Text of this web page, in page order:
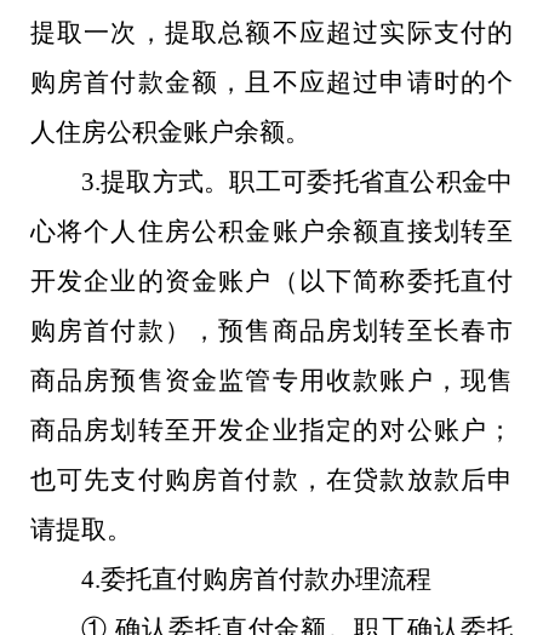
提取一次，提取总额不应超过实际支付的
购房首付款金额，且不应超过申请时的个
人住房公积金账户余额。
3.提取方式。职工可委托省直公积金中
心将个人住房公积金账户余额直接划转至
开发企业的资金账户（以下简称委托直付
购房首付款），预售商品房划转至长春市
商品房预售资金监管专用收款账户，现售
商品房划转至开发企业指定的对公账户；
也可先支付购房首付款，在贷款放款后申
请提取。
4.委托直付购房首付款办理流程
① 确认委托直付金额。职工确认委托